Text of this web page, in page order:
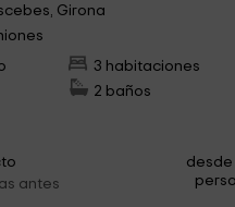
Girona
3 habitaciones
2 baños
antes
desde